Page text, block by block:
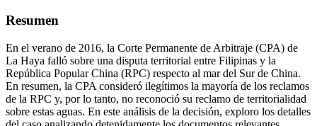
Resumen
En el verano de 2016, la Corte Permanente de Arbitraje (CPA) de
La Haya falló sobre una disputa territorial entre Filipinas y la
República Popular China (RPC) respecto al mar del Sur de China.
En resumen, la CPA consideró ilegítimos la mayoría de los reclamos
de la RPC y, por lo tanto, no reconoció su reclamo de territorialidad
sobre estas aguas. En este análisis de la decisión, exploro los detalles